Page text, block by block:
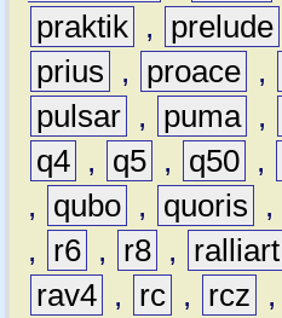
praktik , prelude
prius
, proace ,
pulsar , puma ,
q4 , q5 , q50 ,
,
qubo , quoris ,
,
r6 , r8 , ralliart
rav4 , rc , rcz ,